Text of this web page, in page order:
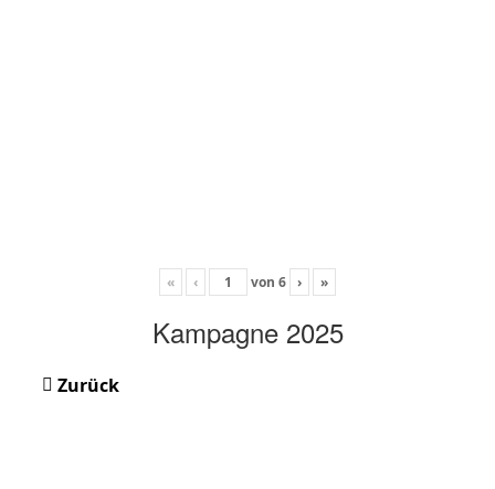
« ‹ von 6 › »
Kampagne 2025
Zurück